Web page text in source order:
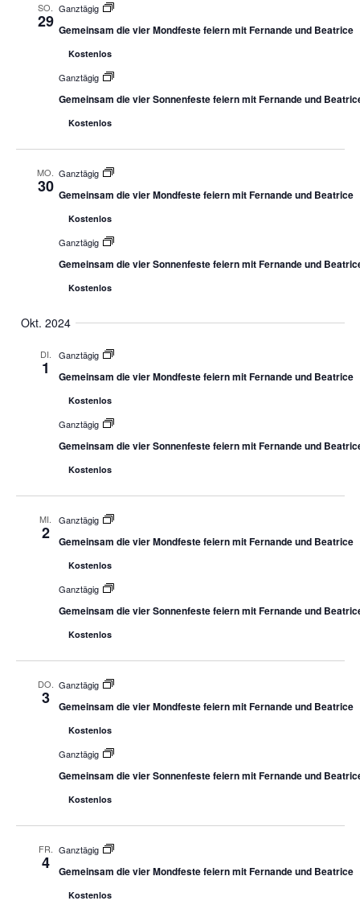
SO.
29
Ganztägig
Gemeinsam die vier Mondfeste feiern mit Fernande und Beatrice
Kostenlos
Ganztägig
Gemeinsam die vier Sonnenfeste feiern mit Fernande und
Kostenlos
MO.
30
Ganztägig
Gemeinsam die vier Mondfeste feiern mit Fernande und Beatrice
Kostenlos
Ganztägig
Gemeinsam die vier Sonnenfeste feiern mit Fernande und
Kostenlos
Okt. 2024
DI.
1
Ganztägig
Gemeinsam die vier Mondfeste feiern mit Fernande und Beatrice
Kostenlos
Ganztägig
Gemeinsam die vier Sonnenfeste feiern mit Fernande und
Kostenlos
MI.
2
Ganztägig
Gemeinsam die vier Mondfeste feiern mit Fernande und Beatrice
Kostenlos
Ganztägig
Gemeinsam die vier Sonnenfeste feiern mit Fernande und
Kostenlos
DO.
3
Ganztägig
Gemeinsam die vier Mondfeste feiern mit Fernande und Beatrice
Kostenlos
Ganztägig
Gemeinsam die vier Sonnenfeste feiern mit Fernande und
Kostenlos
FR.
4
Ganztägig
Gemeinsam die vier Mondfeste feiern mit Fernande und Beatrice
Kostenlos